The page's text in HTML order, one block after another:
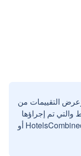
التقييمات من
والتي تم إجراؤها
بواسطة مستخدمين حقيقيين مع HotelsCombined أو